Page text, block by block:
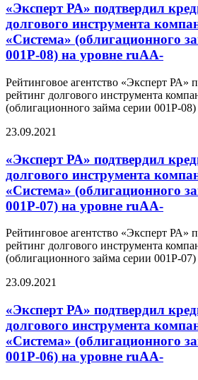
«Эксперт РА» подтвердил
долгового инструмента
«Система» (облигационного
001Р-08) на уровне ruAА-
Рейтинговое агентство «Эксперт РА»
рейтинг долгового инструмента
(облигационного займа серии 001Р-
23.09.2021
«Эксперт РА» подтвердил
долгового инструмента
«Система» (облигационного
001Р-07) на уровне ruAА-
Рейтинговое агентство «Эксперт РА»
рейтинг долгового инструмента
(облигационного займа серии 001Р-
23.09.2021
«Эксперт РА» подтвердил
долгового инструмента
«Система» (облигационного
001Р-06) на уровне ruAА-